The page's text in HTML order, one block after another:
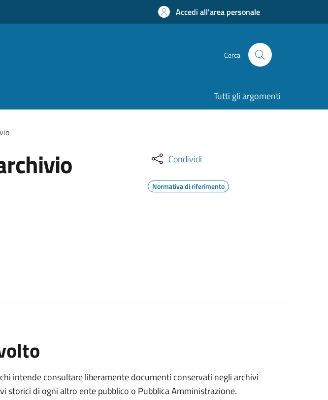
Accedi all'area personale
Cerca
Tutti gli argomenti
Condividi
Normativa di riferimento
intende consultare liberamente documenti conservati negli archivi
storici di ogni altro ente pubblico o Pubblica Amministrazione.